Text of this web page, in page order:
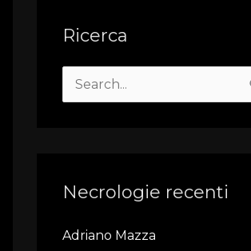
Ricerca
c
f
Necrologie recenti
Adriano Mazza